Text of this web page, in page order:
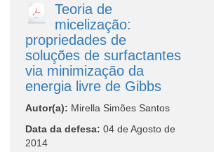
Teoria de
micelização:
propriedades de
soluções de surfactantes
via minimização da
energia livre de Gibbs
Autor(a): Mirella Simões Santos
Data da defesa: 04 de Agosto de
2014